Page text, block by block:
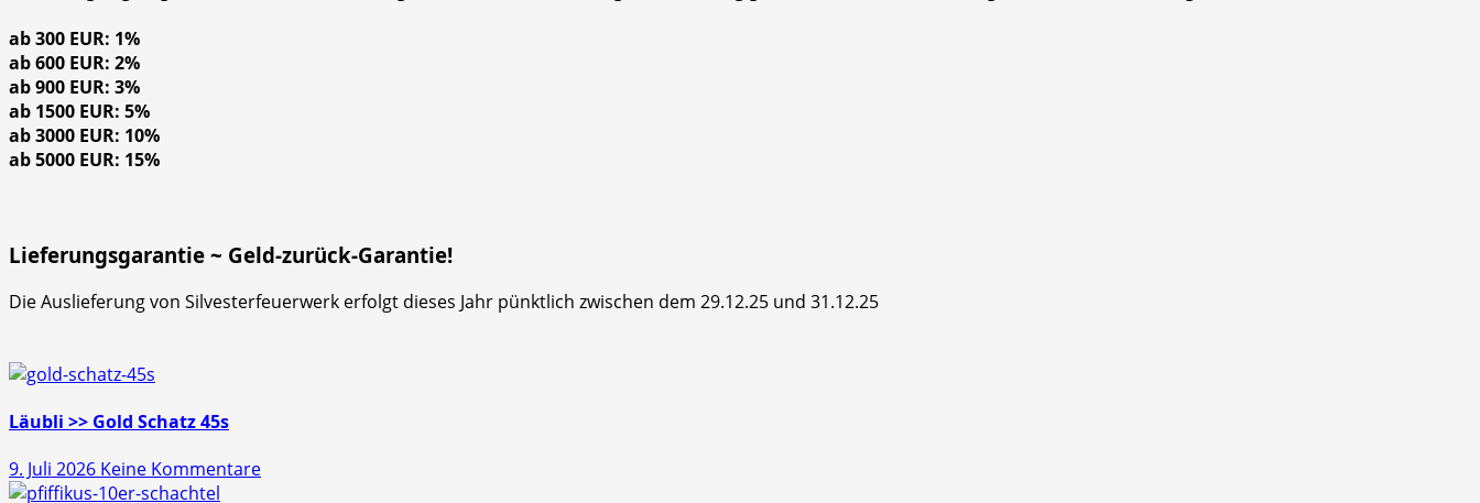
ab 300 EUR: 1%
ab 600 EUR: 2%
ab 900 EUR: 3%
ab 1500 EUR: 5%
ab 3000 EUR: 10%
ab 5000 EUR: 15%
Lieferungsgarantie ~ Geld-zurück-Garantie!
Die Auslieferung von Silvesterfeuerwerk erfolgt dieses Jahr pünktlich zwischen dem 29.12.25 und 31.12.25
Läubli >> Gold Schatz 45s
9. Juli 2026 Keine Kommentarezu